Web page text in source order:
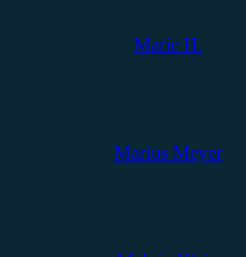
Marie H.
Marius Meyer